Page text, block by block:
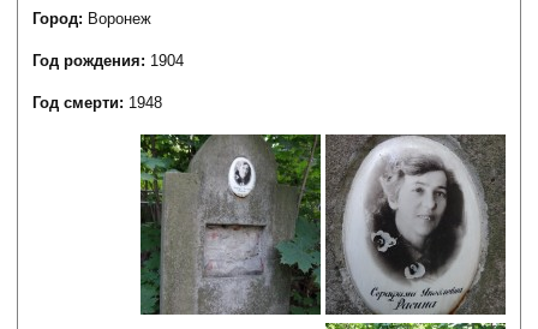
Город: Воронеж
Год рождения: 1904
Год смерти: 1948